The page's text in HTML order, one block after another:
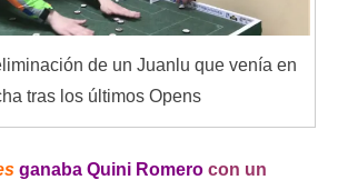
de un Juanlu que venía en
tras los últimos Opens
ganaba Quini Romero con un